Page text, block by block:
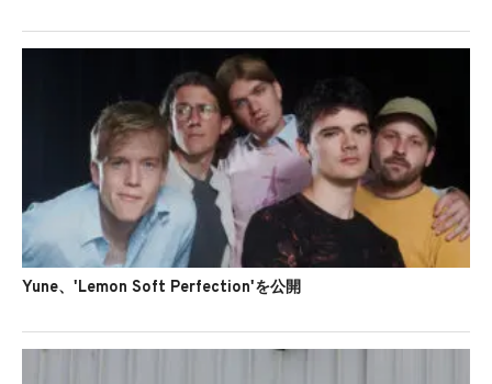
Yune、'Lemon Soft Perfection'を公開